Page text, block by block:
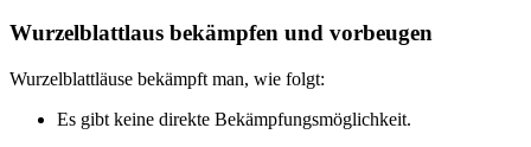
Wurzelblattlaus bekämpfen und vorbeugen
Wurzelblattläuse bekämpft man, wie folgt:
Es gibt keine direkte Bekämpfungsmöglichkeit.